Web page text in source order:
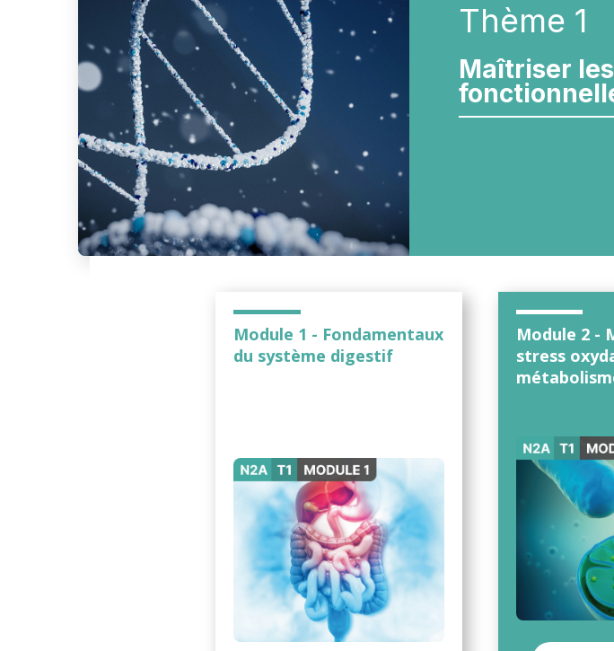
Thème 1
Maîtriser
Module 1 - Fondamentaux
du système digestif
Module 2 -
stress